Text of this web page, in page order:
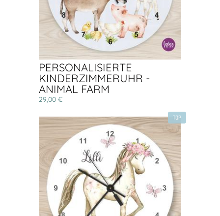
PERSONALISIERTE
KINDERZIMMERUHR -
ANIMAL FARM
29,00 €
TOP